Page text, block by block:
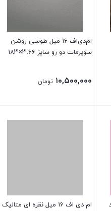
ام‌دی‌اف ۱۶ میل طوسی روشن
سوپرمات دو رو سایز ۳.۶۶×۱۸۳
۱۰,۵۰۰,۰۰۰ تومان
ام دی اف 16 میل نقره ای متالیک